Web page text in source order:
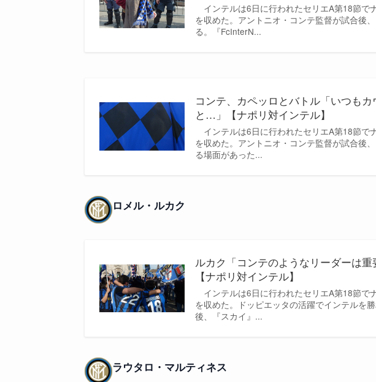
インテルは6日に行われたセリエA第18節で
を収めた。アントニオ・コンテ監督が試合後
る。『FcInterN...
コンテ、カペッロとバトル「いつも
と…」【ナポリ対インテル】
インテルは6日に行われたセリエA第18節で
を収めた。アントニオ・コンテ監督が試合後
る場面があった...
ロメル・ルカク
ルカク「コンテのようなリーダーは重
【ナポリ対インテル】
インテルは6日に行われたセリエA第18節で
を収めた。ドッピエッタの活躍でインテルを
後、『スカイ』...
ラウタロ・マルティネス